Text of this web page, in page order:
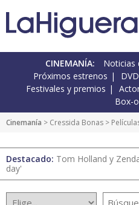
CINEMANÍA: Noticias
Próximos estrenos
DVD
Festivales y premios
Box-
Cinemanía > Cressida Bonas >
Destacado: Tom Holland y
day'